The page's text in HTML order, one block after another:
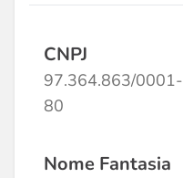
CNPJ
97.364.863/0001-
80
Nome Fantasia